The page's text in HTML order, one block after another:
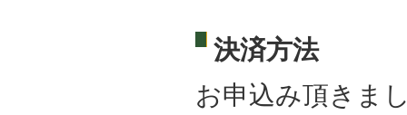
決済方法
お申込み頂きま